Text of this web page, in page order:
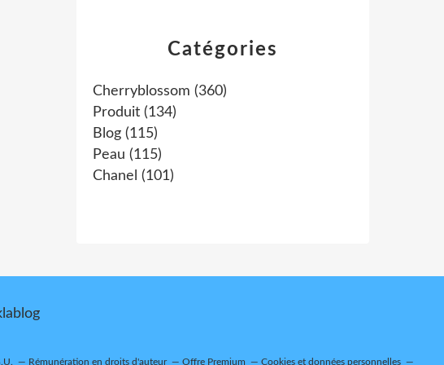
Catégories
Cherryblossom (360)
Produit (134)
Blog (115)
Peau (115)
Chanel (101)
Rémunération en droits d'auteur Offre Premium Cookies et données personnelles